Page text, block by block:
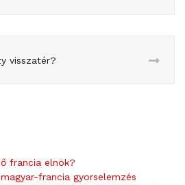
visszatér?
francia elnök?
francia gyorselemzés